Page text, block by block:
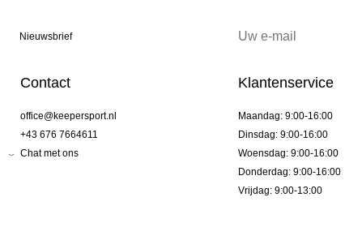
Nieuwsbrief
Contact
office@keepersport.nl
+43 676 7664611
Chat met ons
Klantenservice
Maandag: 9:00-16:00
Dinsdag: 9:00-16:00
Woensdag: 9:00-16:00
Donderdag: 9:00-16:00
Vrijdag: 9:00-13:00